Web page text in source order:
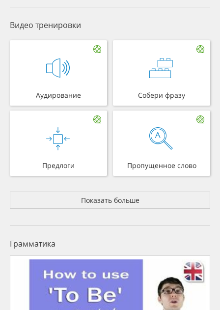
Видео тренировки
Аудирование Собери фразу
Предлоги Пропущенное слово
Показать больше
Грамматика